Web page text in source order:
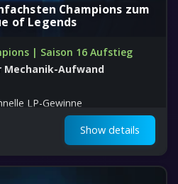
Champions zum
of Legends
| Saison 16 Aufstieg
Mechanik-Aufwand
LP-Gewinne
Show details